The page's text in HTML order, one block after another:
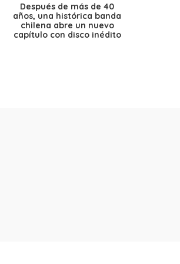
Después de más de 40
años, una histórica banda
chilena abre un nuevo
capítulo con disco inédito